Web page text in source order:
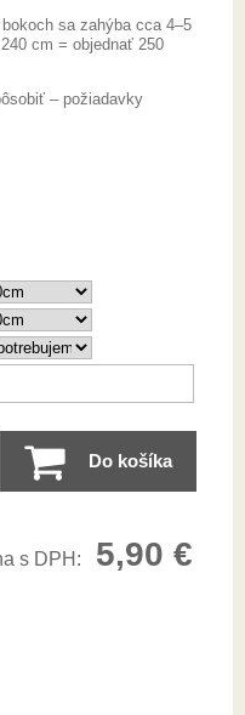
sa zahýba cca 4–5
cm = objednať 250
– požiadavky
Do košíka
s DPH: 5,90 €